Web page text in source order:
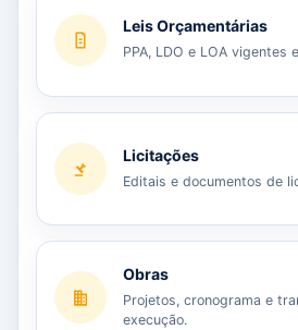
Leis Orçamentárias
PPA, LDO e LOA vigentes
Licitações
Editais e documentos de
Obras
Projetos, cronograma e
execução.